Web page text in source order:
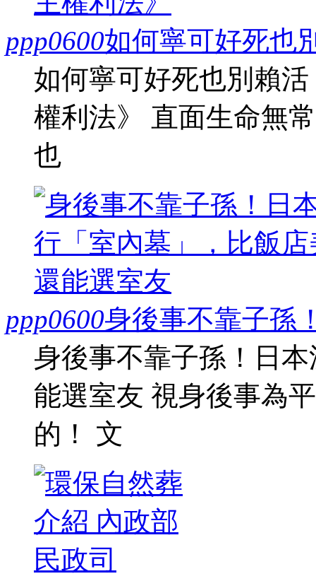
ppp0600如何寧可好死也
如何寧可好死也別賴
權利法》 直面生命無
也
ppp0600身後事不靠子孫
身後事不靠子孫！日
能選室友 視身後事為
的！ 文